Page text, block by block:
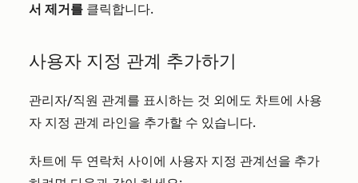
서 제거를 클릭합니다.
사용자 지정 관계 추가하기
관리자/직원 관계를 표시하는 것 외에도 차트에 사용
자 지정 관계 라인을 추가할 수 있습니다.
차트에 두 연락처 사이에 사용자 지정 관계선을 추가